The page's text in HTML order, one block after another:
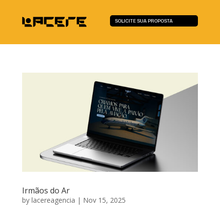
SOLICITE SUA PROPOSTA
Irmãos do Ar
by lacereagencia | Nov 15, 2025